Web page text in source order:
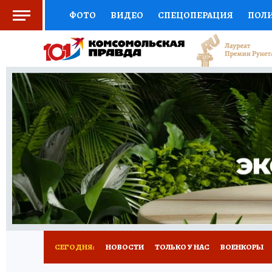
ФОТО ВИДЕО СПЕЦОПЕРАЦИЯ
СОЦПОДДЕРЖКА НАУКА СПОРТ
ВЫБОР ЭКСПЕРТОВ ДОКТОР
КНИЖНАЯ ПОЛКА ПРОГНОЗЫ НА СПОРТ
ПРЕСС-ЦЕНТР НЕДВИЖИМОСТЬ
РАДИО КП РЕКЛАМА ТЕСТЫ НОВОЕ
СЕГОДНЯ: НОВОСТИ ТОЛЬКО У НАС ВОЕНКОРЫ